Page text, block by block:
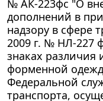
№ АК-223фс "О
дополнений в
надзору в сфере
2009 г. № НЛ-227
знаках
форменной
Федеральной
транспорта,